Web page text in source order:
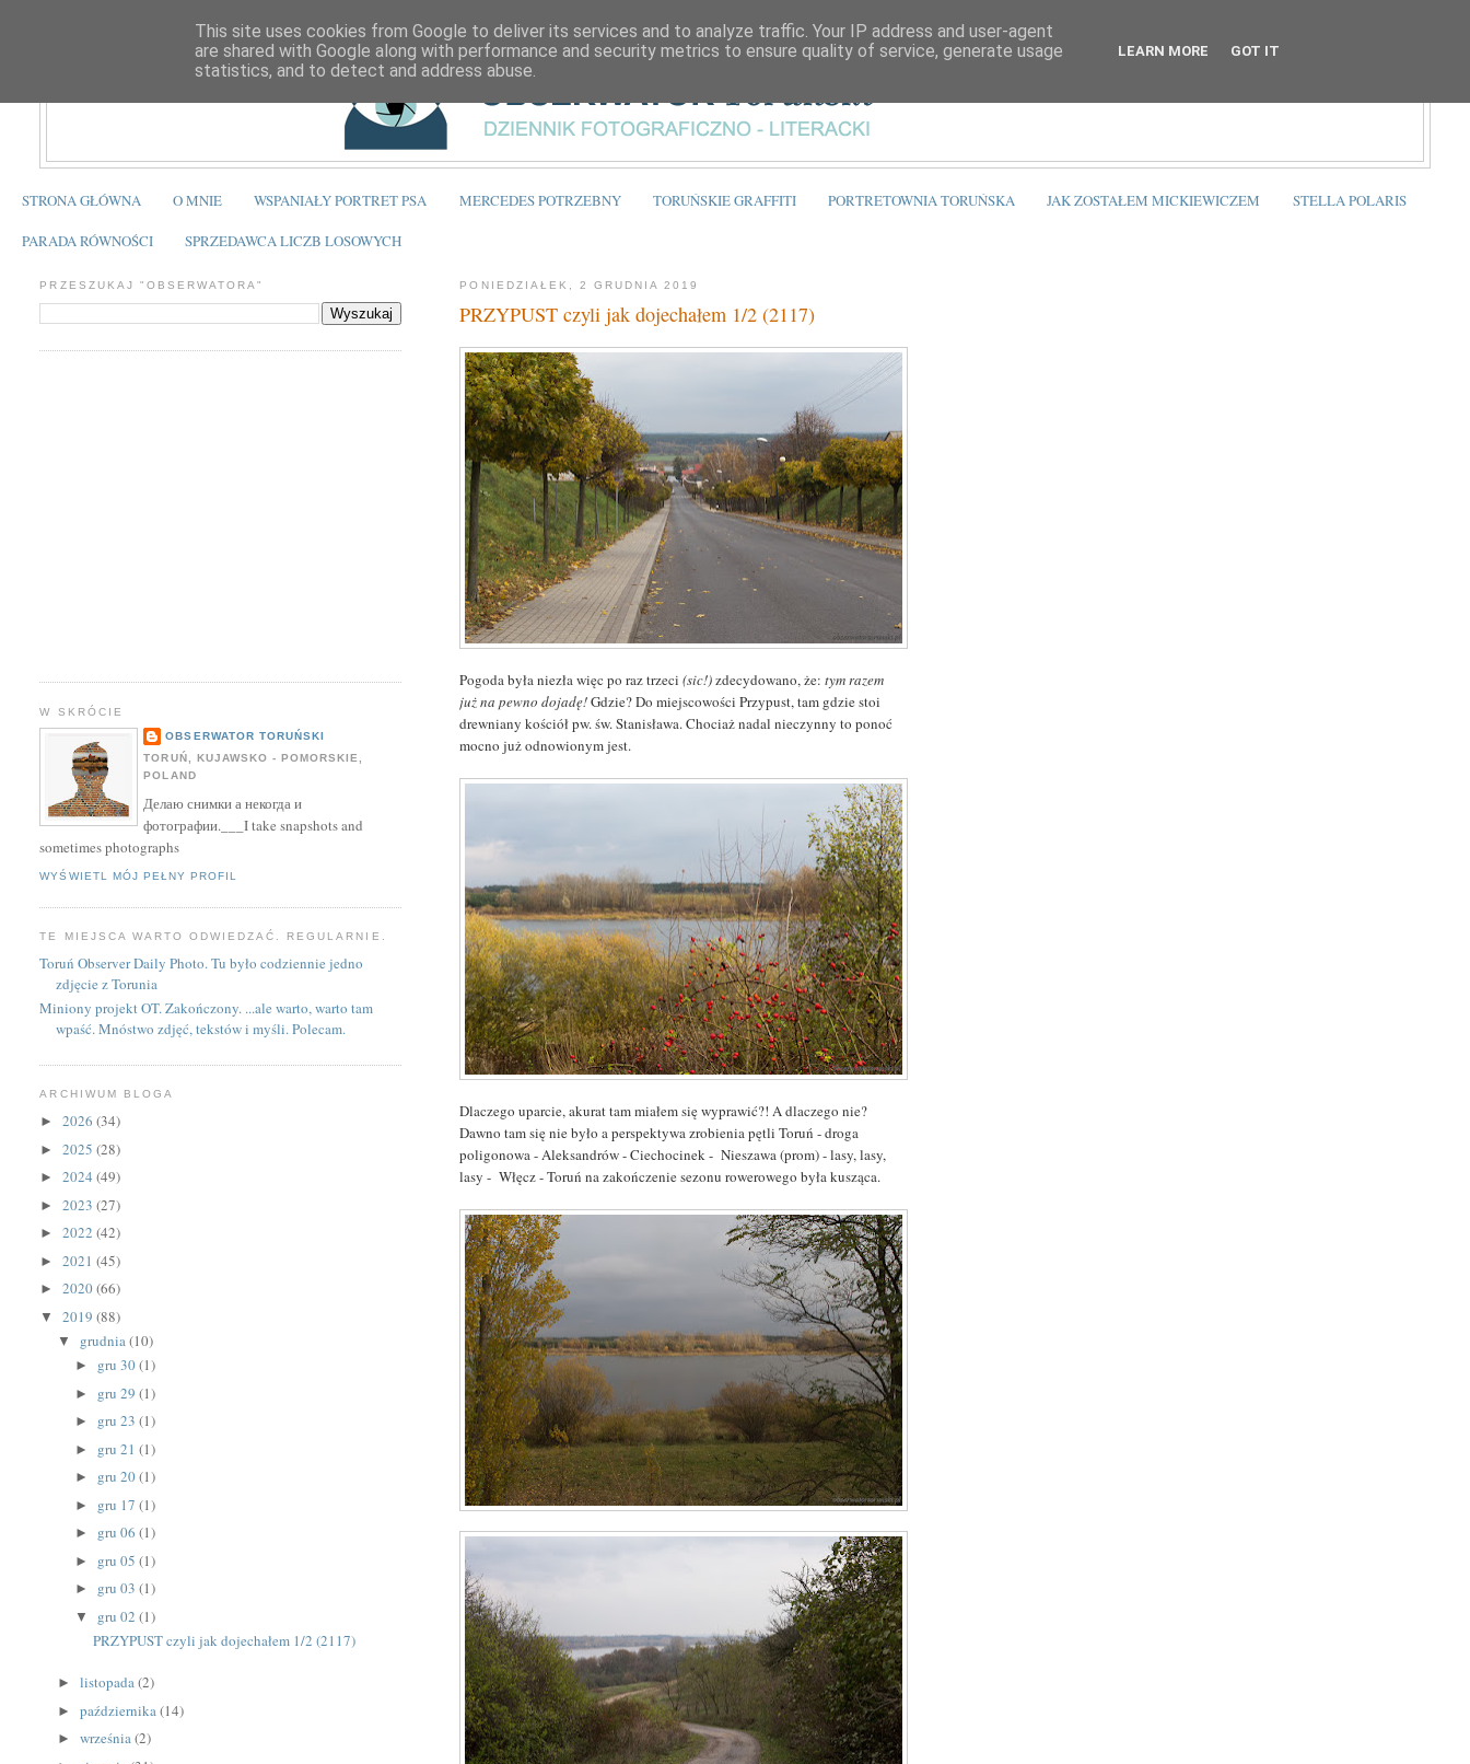
STRONA GŁÓWNA O MNIE WSPANIAŁY PORTRET PSA MERCEDES POTRZEBNY TORUŃSKIE GRAFFITI PORTRETOWNIA TORUŃSKA JAK ZOSTAŁEM MICKIEWICZEM STELLA POLARIS
PARADA RÓWNOŚCI SPRZEDAWCA LICZB LOSOWYCH
PONIEDZIAŁEK, 2 GRUDNIA 2019
PRZYPUST czyli jak dojechałem 1/2 (2117)
Pogoda była niezła więc po raz trzeci(sic!)zdecydowano, że:tym razem
już na pewno dojadę!Gdzie? Do miejscowości Przypust, tam gdzie stoi
drewniany kościół pw. św. Stanisława. Chociaż nadal nieczynny to ponoć
mocno już odnowionym jest.
Dlaczego uparcie, akurat tam miałem się wyprawić?! A dlaczego nie?
Dawno tam się nie było a perspektywa zrobienia pętli Toruń - droga
poligonowa - Aleksandrów - Ciechocinek - Nieszawa (prom) - lasy, lasy,
lasy - Włęcz - Toruń na zakończenie sezonu rowerowego była kusząca.
PRZESZUKAJ "OBSERWATORA"
W SKRÓCIE
OBSERWATOR TORUŃSKI
TORUŃ, KUJAWSKO - POMORSKIE,
POLAND
Делаю снимки а некогда и
фотографии.___I take snapshots and
sometimes photographs
WYŚWIETL MÓJ PEŁNY PROFIL
TE MIEJSCA WARTO ODWIEDZAĆ. REGULARNIE.
Toruń Observer Daily Photo. Tu było codziennie jedno
zdjęcie z Torunia
Miniony projekt OT. Zakończony. ...ale warto, warto tam
wpaść. Mnóstwo zdjęć, tekstów i myśli. Polecam.
ARCHIWUM BLOGA
►2026(34)
►2025(28)
►2024(49)
►2023(27)
►2022(42)
►2021(45)
►2020(66)
▼2019(88)
▼ grudnia(10)
► gru 30(1)
► gru 29 (1)
► gru 23 (1)
► gru 21 (1)
► gru 20(1)
► gru 17 (1)
► gru 06 (1)
► gru 05 (1)
► gru 03 (1)
▼ gru 02 (1)
PRZYPUST czyli jak dojechałem 1/2 (2117)
►listopada(2)
►października(14)
►września(2)
This site uses cookies from Google to deliver its services and to analyze traffic. Your IP address and user-agent
are shared with Google along with performance and security metrics to ensure quality of service, generate usage
statistics, and to detect and address abuse.
LEARN MORE GOT IT